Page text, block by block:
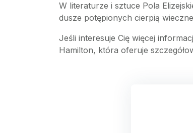
W literaturze i sztuce Pola
dusze potępionych cierpią
Jeśli interesuje Cię więcej
Hamilton, która oferuje